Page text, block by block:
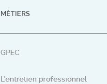
MÉTIERS
GPEC
L’entretien professionnel